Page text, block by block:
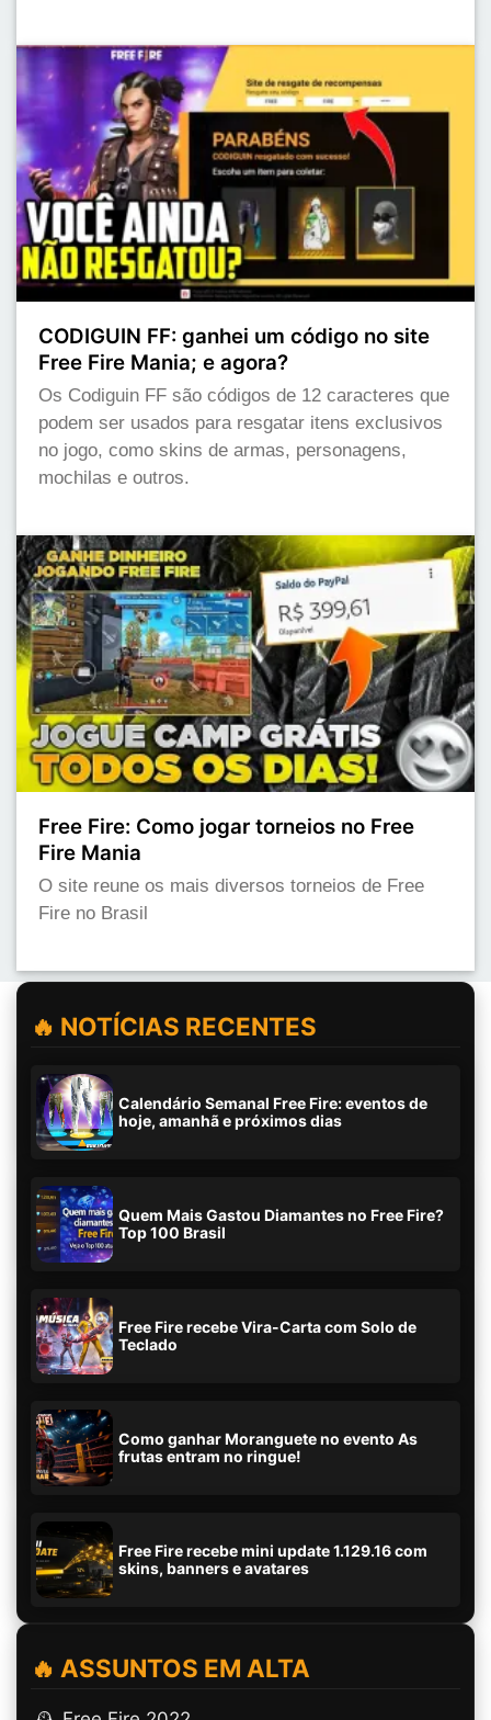
CODIGUIN FF: ganhei um código no site
Free Fire Mania; e agora?
Os Codiguin FF são códigos de 12 caracteres que
podem ser usados para resgatar itens exclusivos
no jogo, como skins de armas, personagens,
mochilas e outros.
Free Fire: Como jogar torneios no Free
Fire Mania
O site reune os mais diversos torneios de Free
Fire no Brasil
🔥 NOTÍCIAS RECENTES
Calendário Semanal Free Fire: eventos de
hoje, amanhã e próximos dias
Quem Mais Gastou Diamantes no Free Fire?
Top 100 Brasil
Free Fire recebe Vira-Carta com Solo de
Teclado
Como ganhar Moranguete no evento As
frutas entram no ringue!
Free Fire recebe mini update 1.129.16 com
skins, banners e avatares
🔥 ASSUNTOS EM ALTA